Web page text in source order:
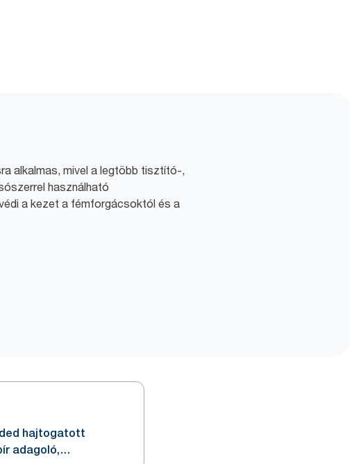
alkalmas, mivel a legtöbb tisztító-,
használható
a kezet a fémforgácsoktól és a
hajtogatott
adagoló,